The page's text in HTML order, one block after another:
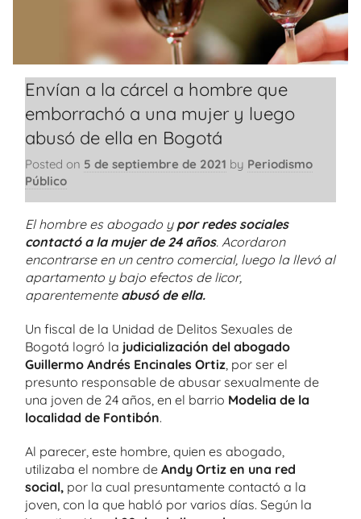
Envían a la cárcel a hombre que
emborrachó a una mujer y luego
abusó de ella en Bogotá
Posted on 5 de septiembre de 2021 by Periodismo
Público
El hombre es abogado y por redes sociales
contactó a la mujer de 24 años. Acordaron
encontrarse en un centro comercial, luego la llevó al
apartamento y bajo efectos de licor,
aparentemente abusó de ella.
Un fiscal de la Unidad de Delitos Sexuales de
Bogotá logró la judicialización del abogado
Guillermo Andrés Encinales Ortiz , por ser el
presunto responsable de abusar sexualmente de
una joven de 24 años, en el barrio Modelia de la
localidad de Fontibón.
Al parecer, este hombre, quien es abogado,
utilizaba el nombre de Andy Ortiz en una red
social, por la cual presuntamente contactó a la
joven, con la que habló por varios días. Según la